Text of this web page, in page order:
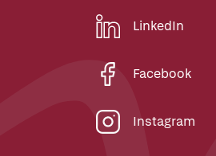
LinkedIn
Facebook
Instagram